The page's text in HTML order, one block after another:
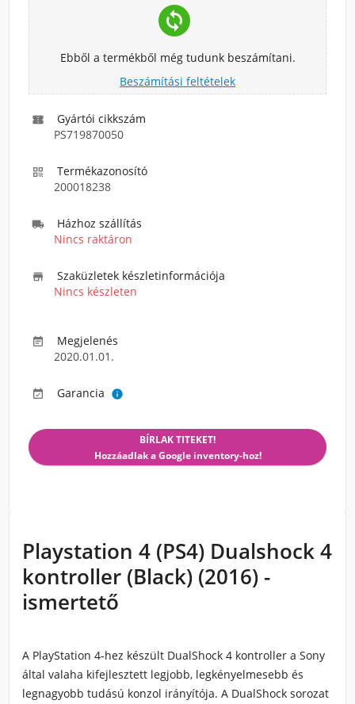
change_circle
Ebből a termékből még tudunk beszámítani.
Beszámítási feltételek

Gyártói cikkszám
PS719870050

Termékazonosító
200018238

Házhoz szállítás
Nincs raktáron

Szaküzletek készletinformációja
Nincs készleten

Megjelenés
2020.01.01.
 Garancia 
BÍRLAK TITEKET!
Hozzáadlak a Google inventory-hoz!
Playstation 4 (PS4) Dualshock 4
kontroller (Black) (2016) -
ismertető
A PlayStation 4-hez készült DualShock 4 kontroller a Sony
által valaha kifejlesztett legjobb, legkényelmesebb és
legnagyobb tudású konzol irányítója. A DualShock sorozat